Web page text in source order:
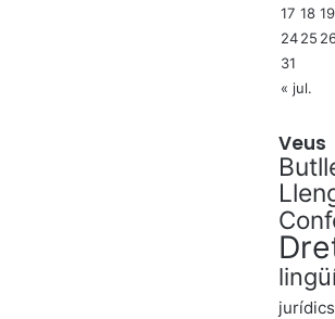
17 18 19
2425
31
« jul.
Veus
jurídics